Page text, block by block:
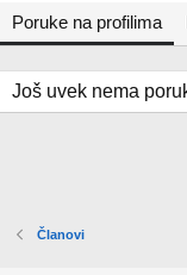
Poruke na profilima
Još uvek nema
Članovi